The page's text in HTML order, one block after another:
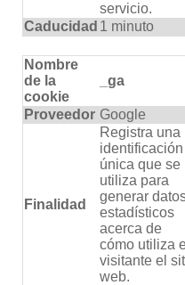
servicio.
Caducidad 1 minuto
Nombre
de la
cookie
_ga
Proveedor Google
Finalidad
Registra una
identificación
única que se
utiliza para
generar
estadísticos
acerca de
cómo utiliza
visitante el
web.